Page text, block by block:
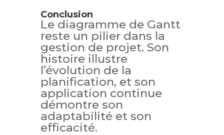
Conclusion
Le diagramme de Gantt
reste un pilier dans la
gestion de projet. Son
histoire illustre
l’évolution de la
planification, et son
application continue
démontre son
adaptabilité et son
efficacité.